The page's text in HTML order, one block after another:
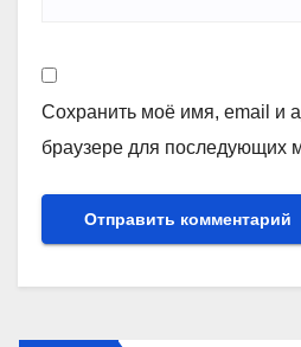
Сохранить моё имя, email и
браузере для последующих